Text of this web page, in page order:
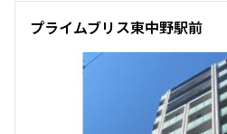
プライムブリス東中野駅前